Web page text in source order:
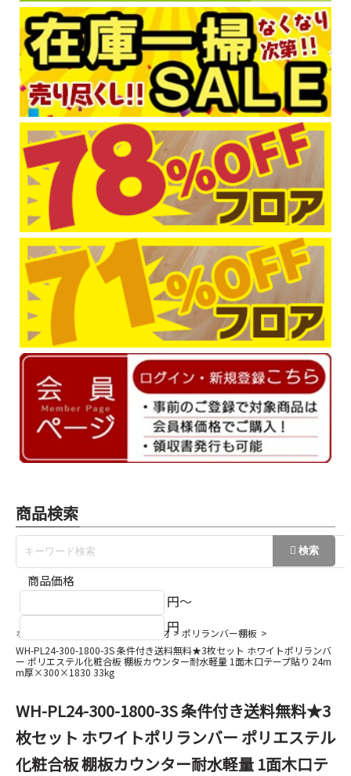
商品検索
商品価格
円～
円
ホーム 棚板・カウンター・集成材
ポリランバー棚板
WH-PL24-300-1800-3S 条件付き送料無料★3枚セット ホワイトポリランバ
ー ポリエステル化粧合板 棚板カウンター耐水軽量 1面木口テープ貼り 24m
m厚×300×1830 33kg
WH-PL24-300-1800-3S 条件付き送料無料★3
枚セット ホワイトポリランバー ポリエステル
化粧合板 棚板カウンター耐水軽量 1面木口テ